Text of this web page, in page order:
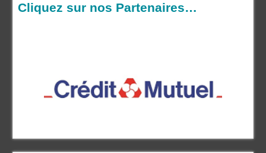
Cliquez sur nos Partenaires…